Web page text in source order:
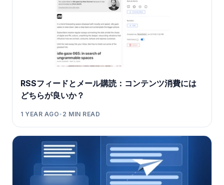
RSSフィードとメール購読：コンテンツ消費には
どちらが良いか？
1 YEAR AGO• 2 MIN READ